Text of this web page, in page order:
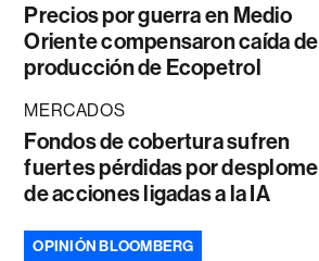
Precios por guerra en Medio
Oriente compensaron caída de
producción de Ecopetrol
MERCADOS
Fondos de cobertura sufren
fuertes pérdidas por desplome
de acciones ligadas a la IA
OPINIÓN BLOOMBERG